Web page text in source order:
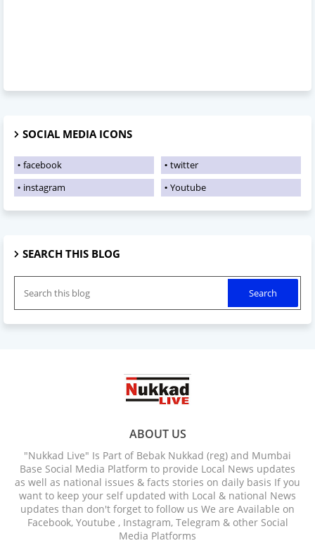
SOCIAL MEDIA ICONS
facebook
twitter
instagram
Youtube
SEARCH THIS BLOG
ABOUT US
"Nukkad Live" Is Part of Bebak Nukkad (reg) and Mumbai
Base Social Media Platform to provide Local News updates
as well as national issues & facts stories on daily basis If you
want to keep your self updated with Local & national News
updates than don't forget to follow us We are Available on
Facebook, Youtube , Instagram, Telegram & other Social
Media Platforms